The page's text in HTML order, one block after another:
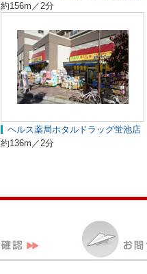
約156m／2分
ヘルス薬局ホタルドラッグ蛍池店
約136m／2分